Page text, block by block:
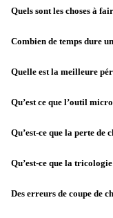
Quels sont les choses à
Combien de temps dure
Quelle est la meilleure
Qu’est ce que l’outil
Qu’est-ce que la perte de
Qu’est-ce que la tricologie
Des erreurs de coupe de